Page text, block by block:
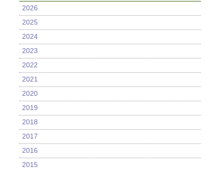
2026
2025
2024
2023
2022
2021
2020
2019
2018
2017
2016
2015